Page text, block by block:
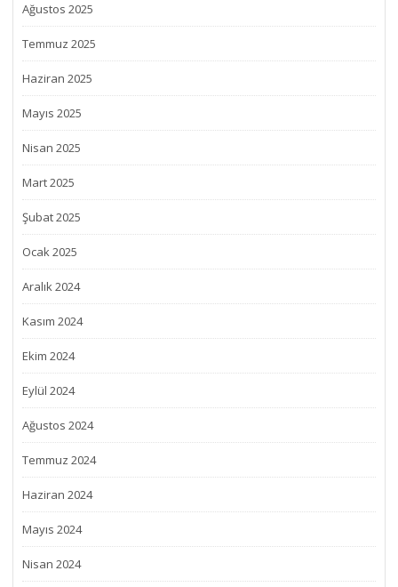
Ağustos 2025
Temmuz 2025
Haziran 2025
Mayıs 2025
Nisan 2025
Mart 2025
Şubat 2025
Ocak 2025
Aralık 2024
Kasım 2024
Ekim 2024
Eylül 2024
Ağustos 2024
Temmuz 2024
Haziran 2024
Mayıs 2024
Nisan 2024